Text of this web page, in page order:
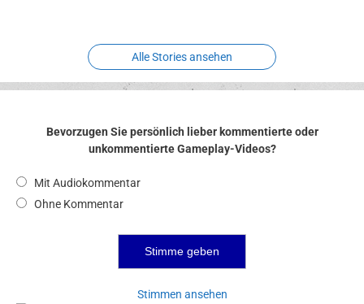
Alle Stories ansehen
Bevorzugen Sie persönlich lieber kommentierte oder
unkommentierte Gameplay-Videos?
Mit Audiokommentar
Ohne Kommentar
Stimmen ansehen